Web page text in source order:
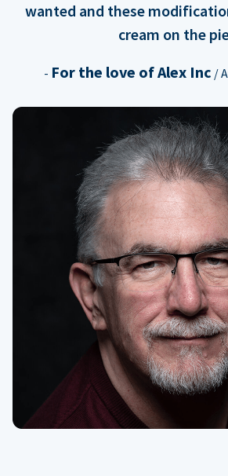
wanted and these
cream on the
- For the love of Alex Inc /